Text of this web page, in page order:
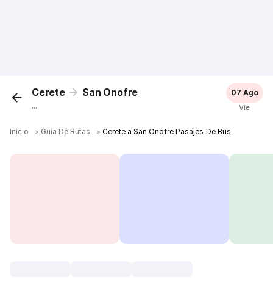
Cerete San Onofre
...
07 Ago
Vie
Inicio ＞ Guía De Rutas ＞Cerete a San Onofre Pasajes De Bus